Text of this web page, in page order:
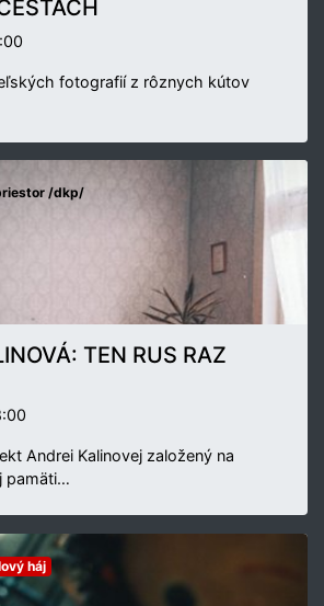
fotografií z rôznych kútov
/dkp/
TEN RUS RAZ
Andrei Kalinovej založený na
pamäti…
háj